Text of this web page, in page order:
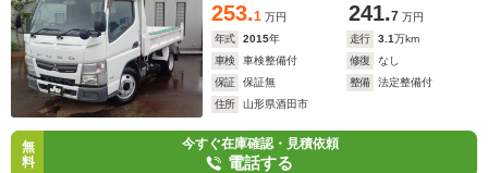
253.1 万円 241.7 万円
年式
2015年 走行 3.1万km
車検
車検整備付 修復
なし
保証
保証無 整備
法定整備付
住所
山形県酒田市
無
料
今すぐ在庫確認・見積依頼
電話する